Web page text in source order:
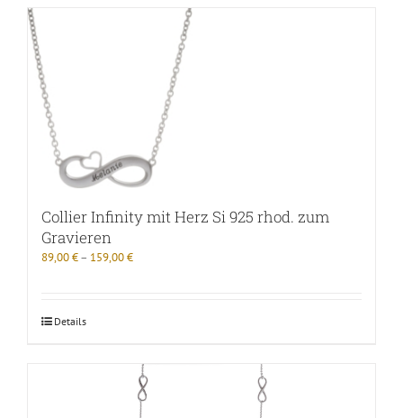
Collier Infinity mit Herz Si 925 rhod. zum
Gravieren
89,00€– 159,00€
Details